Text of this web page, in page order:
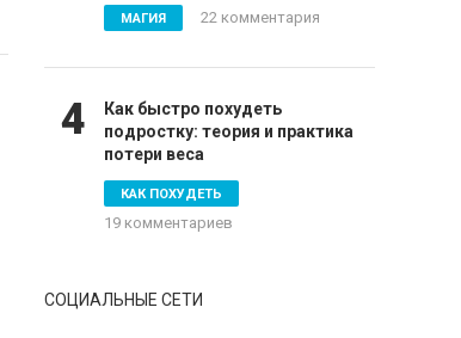
МАГИЯ 22 комментария
4
Как быстро похудеть
подростку: теория и практика
потери веса
КАК ПОХУДЕТЬ
19 комментариев
СОЦИАЛЬНЫЕ СЕТИ